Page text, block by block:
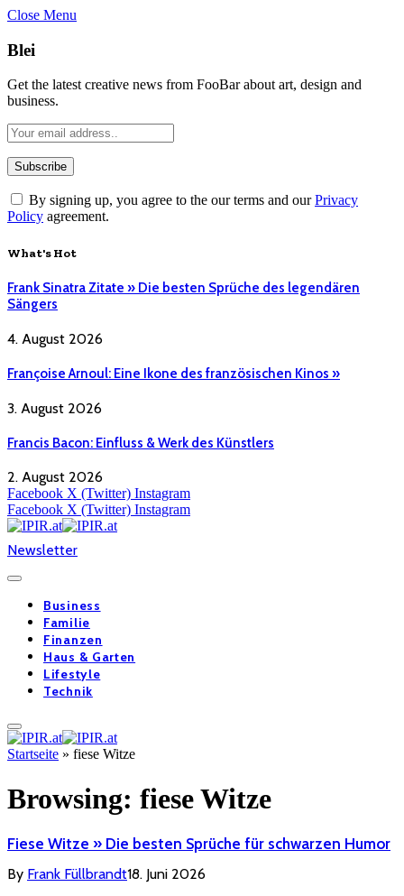
Close Menu
Blei
Get the latest creative news from FooBar about art, design and
business.
By signing up, you agree to the our terms and ourPrivacy
Policy agreement.
What's Hot
Frank Sinatra Zitate » Die besten Sprüche des legendären
Sängers
4. August 2026
Françoise Arnoul: Eine Ikone des französischen Kinos »
3. August 2026
Francis Bacon: Einfluss & Werk des Künstlers
2. August 2026
Facebook X (Twitter) Instagram
Facebook X (Twitter) Instagram
Newsletter
Business
Familie
Finanzen
Haus & Garten
Lifestyle
Technik
Startseite » fiese Witze
Browsing: fiese Witze
Fiese Witze » Die besten Sprüche für schwarzen Humor
By Frank Füllbrandt18. Juni 2026